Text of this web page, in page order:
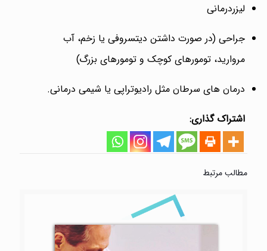
لیزردرمانی
جراحی (در صورت داشتن دیتسروفی یا زخم، آب
مروارید، تومورهای کوچک و تومورهای بزرگ)
درمان های سرطان مثل رادیوتراپی یا شیمی درمانی.
اشتراک گذاری:
مطالب مرتبط